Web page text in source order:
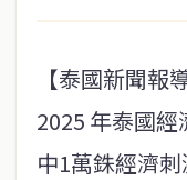
【泰國新聞報
2025 年泰國
中1萬銖經濟